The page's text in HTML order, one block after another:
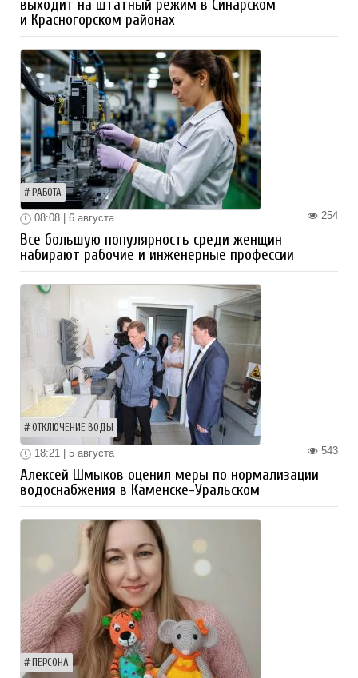
выходит на штатный режим в Синарском
и Красногорском районах
РАБОТА
254
08:08 | 6 августа
Все большую популярность среди женщин
набирают рабочие и инженерные профессии
ОТКЛЮЧЕНИЕ ВОДЫ
543
18:21 | 5 августа
Алексей Шмыков оценил меры по нормализации
водоснабжения в Каменске-Уральском
ПЕРСОНА